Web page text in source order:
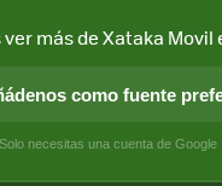
MÓVIL Y SOCIEDAD
ver más de Xataka Movil
como fuente
Solo necesitas una cuenta de Google